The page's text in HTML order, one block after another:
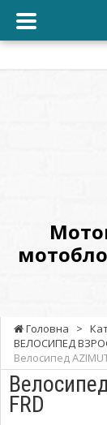
Оптові
ціни.
Головна >
ВЕЛОСИПЕД
Велосипед
FRD